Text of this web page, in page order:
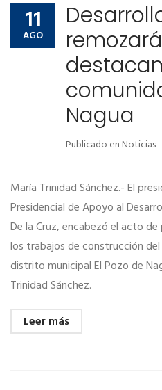
11
AGO
remozará
Nagua
Publicado enNoticias
María Trinidad Sánchez.- El
Presidencial de Apoyo al
De la Cruz, encabezó el acto
los trabajos de construcción
distrito municipal El Pozo de
Trinidad Sánchez.
Leer más